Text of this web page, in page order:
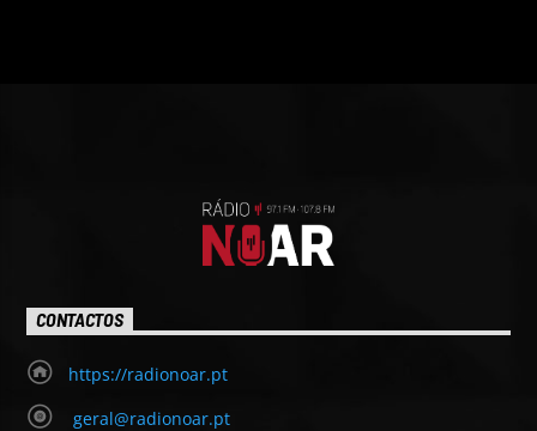
CONTACTOS
https://radionoar.pt
geral@radionoar.pt